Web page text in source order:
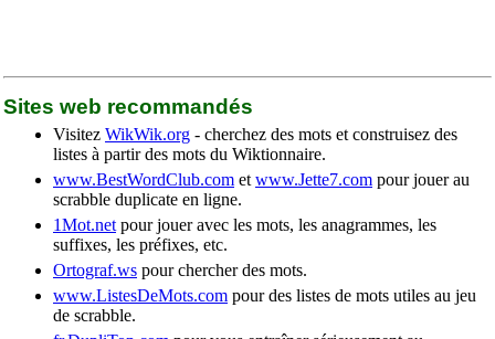
Sites web recommandés
Visitez WikWik.org - cherchez des mots et construisez des
listes à partir des mots du Wiktionnaire.
www.BestWordClub.com et www.Jette7.com pour jouer au
scrabble duplicate en ligne.
1Mot.net pour jouer avec les mots, les anagrammes, les
suffixes, les préfixes, etc.
Ortograf.ws pour chercher des mots.
www.ListesDeMots.com pour des listes de mots utiles au jeu
de scrabble.